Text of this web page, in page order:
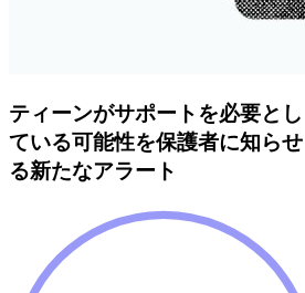
ティーンがサポートを必要とし
ている可能性を保護者に知らせ
る新たなアラート